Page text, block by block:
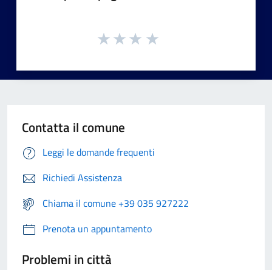
Contatta il comune
Leggi le domande frequenti
Richiedi Assistenza
Chiama il comune +39 035 927222
Prenota un appuntamento
Problemi in città